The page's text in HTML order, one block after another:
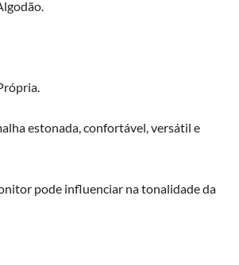
estonada, confortável, versátil e
pode influenciar na tonalidade da